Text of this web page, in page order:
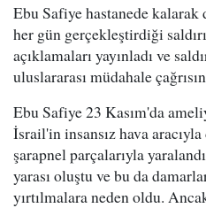
Ebu Safiye hastanede kalarak
her gün gerçekleştirdiği
açıklamaları yayınladı ve
uluslararası müdahale
Ebu Safiye 23 Kasım'da
İsrail'in insansız hava
şarapnel parçalarıyla
yarası oluştu ve bu da
yırtılmalara neden oldu.